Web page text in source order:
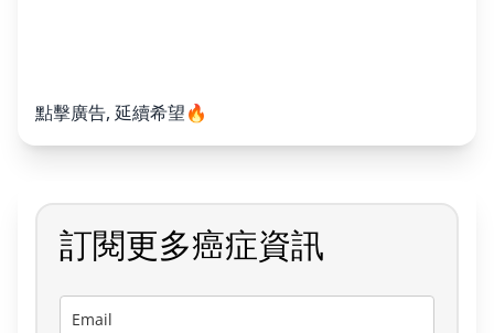
點擊廣告, 延續希望🔥
訂閱更多癌症資訊